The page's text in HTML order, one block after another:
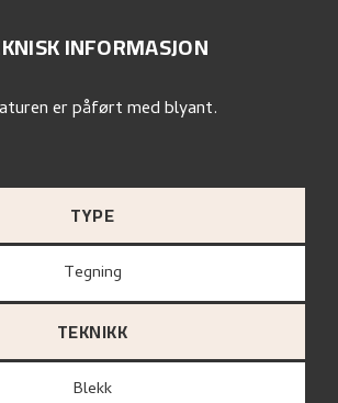
INFORMASJON
TYPE
Tegning
TEKNIKK
Blekk
er påført med blyant.